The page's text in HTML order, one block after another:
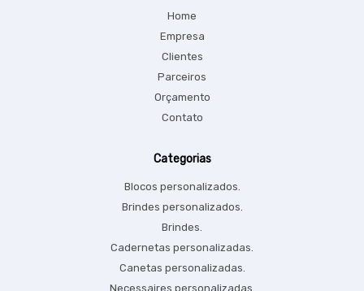
Home
Empresa
Clientes
Parceiros
Orçamento
Contato
Categorias
Blocos personalizados.
Brindes personalizados.
Brindes.
Cadernetas personalizadas.
Canetas personalizadas.
Necessaires personalizadas.